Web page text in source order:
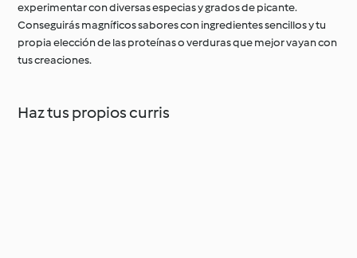
experimentar con diversas especias y grados de picante.
Conseguirás magníficos sabores con ingredientes sencillos y tu
propia elección de las proteínas o verduras que mejor vayan con
tus creaciones.
Haz tus propios curris